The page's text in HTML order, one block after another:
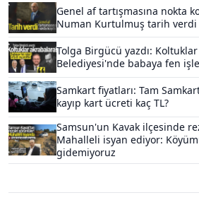
Genel af tartışmasına nokta
Numan Kurtulmuş tarih verdi
Tolga Birgücü yazdı:
Belediyesi'nde babaya fen
Samkart fiyatları: Tam
kayıp kart ücreti kaç TL?
Samsun'un Kavak ilçesinde
Mahalleli isyan ediyor:
gidemiyoruz